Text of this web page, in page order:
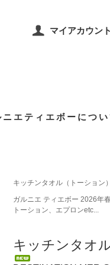
マイアカウン
ニエティエボーについ
キッチンタオル（トーション）
ガルニエ ティエボー 2026年
トーション、エプロンetc...
キッチンタオ